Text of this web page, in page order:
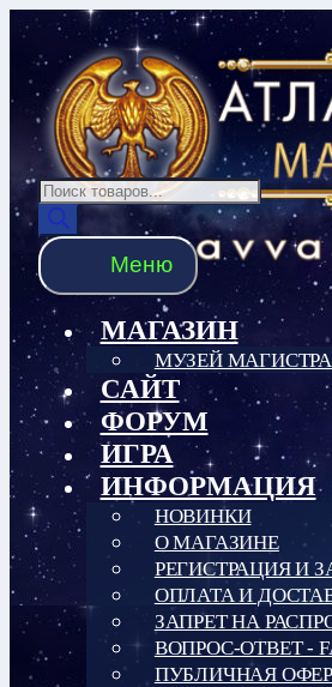
Перейти
к
навигации
Перейти
к
содержимому
Поиск
товаров
Меню
МАГАЗИН
МУЗЕЙ МАГИСТРА
САЙТ
ФОРУМ
ИГРА
ИНФОРМАЦИЯ
НОВИНКИ
О МАГАЗИНЕ
РЕГИСТРАЦИЯ И
ОПЛАТА И
ЗАПРЕТ НА
ВОПРОС-ОТВЕТ -
ПУБЛИЧНАЯ